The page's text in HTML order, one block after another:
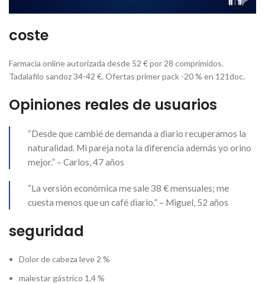
coste
Farmacia online autorizada desde 52 € por 28 comprimidos.
Tadalafilo sandoz 34-42 €. Ofertas primer pack -20 % en 121doc.
Opiniones reales de usuarios
“Desde que cambié de demanda a diario recuperamos la
naturalidad. Mi pareja nota la diferencia además yo orino
mejor.” – Carlos, 47 años
“La versión económica me sale 38 € mensuales; me
cuesta menos que un café diario.” – Miguel, 52 años
seguridad
Dolor de cabeza leve 2 %
malestar gástrico 1,4 %